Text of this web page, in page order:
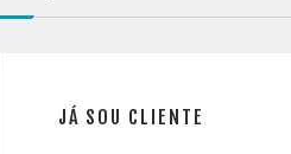
JÁ SOU CLIENTE